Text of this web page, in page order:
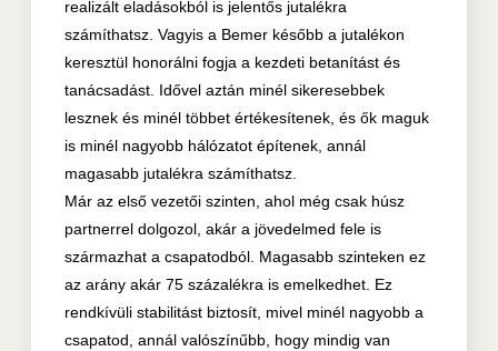
realizált eladásokból is jelentős jutalékra
számíthatsz. Vagyis a Bemer később a jutalékon
keresztül honorálni fogja a kezdeti betanítást és
tanácsadást. Idővel aztán minél sikeresebbek
lesznek és minél többet értékesítenek, és ők maguk
is minél nagyobb hálózatot építenek, annál
magasabb jutalékra számíthatsz.
Már az első vezetői szinten, ahol még csak húsz
partnerrel dolgozol, akár a jövedelmed fele is
származhat a csapatodból. Magasabb szinteken ez
az arány akár 75 százalékra is emelkedhet. Ez
rendkívüli stabilitást biztosít, mivel minél nagyobb a
csapatod, annál valószínűbb, hogy mindig van